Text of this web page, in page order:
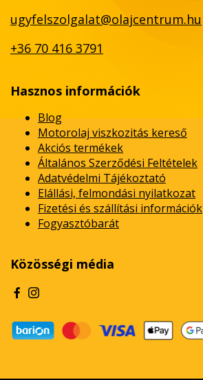
ugyfelszolgalat@olajcentrum.hu
+36 70 416 3791
Hasznos információk
Blog
Motorolaj viszkozitás kereső
Akciós termékek
Általános Szerződési Feltételek
Adatvédelmi Tájékoztató
Elállási, felmondási nyilatkozat
Fizetési és szállítási információk
Fogyasztóbarát
Közösségi média